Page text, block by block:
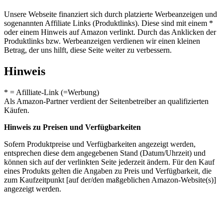
Unsere Webseite finanziert sich durch platzierte Werbeanzeigen und
sogenannten Affiliate Links (Produktlinks). Diese sind mit einem *
oder einem Hinweis auf Amazon verlinkt. Durch das Anklicken der
Produktlinks bzw. Werbeanzeigen verdienen wir einen kleinen
Betrag, der uns hilft, diese Seite weiter zu verbessern.
Hinweis
* = Afilliate-Link (=Werbung)
Als Amazon-Partner verdient der Seitenbetreiber an qualifizierten
Käufen.
Hinweis zu Preisen und Verfügbarkeiten
Sofern Produktpreise und Verfügbarkeiten angezeigt werden,
entsprechen diese dem angegebenen Stand (Datum/Uhrzeit) und
können sich auf der verlinkten Seite jederzeit ändern. Für den Kauf
eines Produkts gelten die Angaben zu Preis und Verfügbarkeit, die
zum Kaufzeitpunkt [auf der/den maßgeblichen Amazon-Website(s)]
angezeigt werden.